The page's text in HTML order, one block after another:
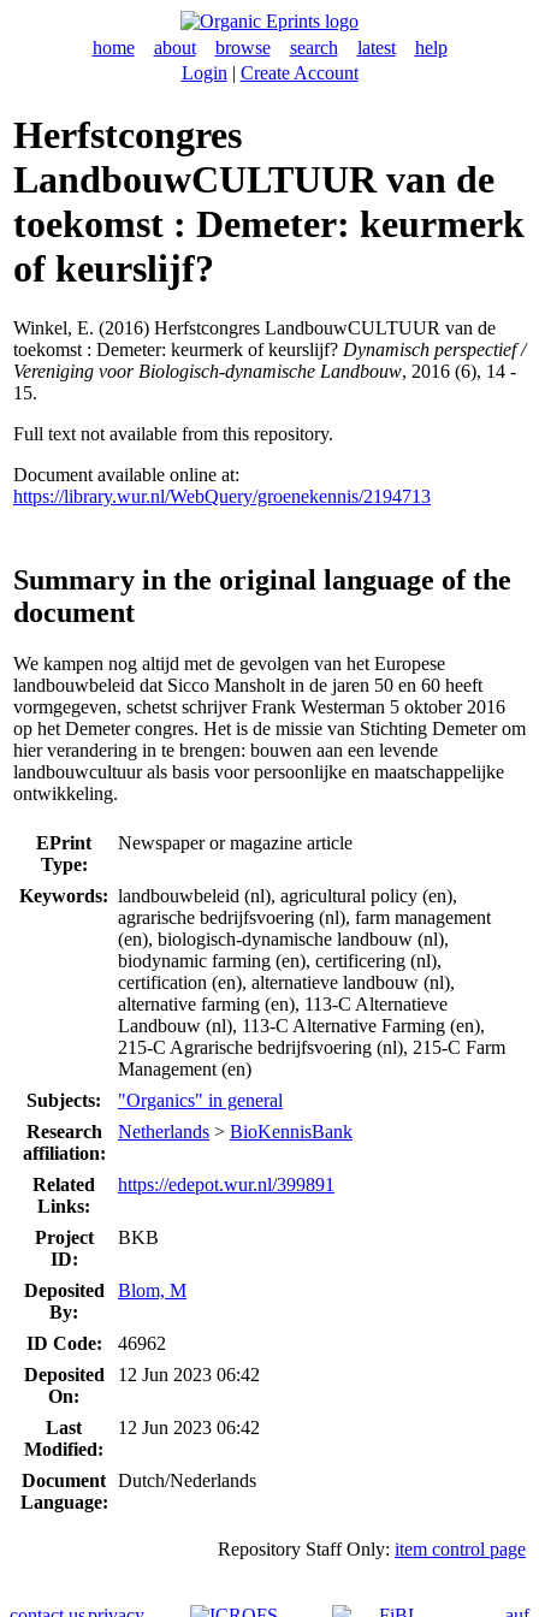
home about browse search latest
help
Login | Create Account
Herfstcongres
LandbouwCULTUUR van de
toekomst : Demeter: keurmerk
of keurslijf?
Winkel, E. (2016) Herfstcongres LandbouwCULTUUR van de
toekomst : Demeter: keurmerk of keurslijf? Dynamisch perspectief /
Vereniging voor Biologisch-dynamische Landbouw, 2016 (6), 14 -
15.
Full text not available from this repository.
Document available online at:
https://library.wur.nl/WebQuery/groenekennis/2194713
Summary in the original language of the
document
We kampen nog altijd met de gevolgen van het Europese
landbouwbeleid dat Sicco Mansholt in de jaren 50 en 60 heeft
vormgegeven, schetst schrijver Frank Westerman 5 oktober 2016
op het Demeter congres. Het is de missie van Stichting Demeter om
hier verandering in te brengen: bouwen aan een levende
landbouwcultuur als basis voor persoonlijke en maatschappelijke
ontwikkeling.
EPrint
Type:
Newspaper or magazine article
Keywords: landbouwbeleid (nl), agricultural policy (en),
agrarische bedrijfsvoering (nl), farm management
(en), biologisch-dynamische landbouw (nl),
biodynamic farming (en), certificering (nl),
certification (en), alternatieve landbouw (nl),
alternative farming (en), 113-C Alternatieve
Landbouw (nl), 113-C Alternative Farming (en),
215-C Agrarische bedrijfsvoering (nl), 215-C Farm
Management (en)
Subjects:
"Organics" in general
Research
affiliation:
Netherlands > BioKennisBank
Related
Links:
https://edepot.wur.nl/399891
Project
ID:
BKB
Deposited
By:
Blom, M
ID Code:
46962
Deposited
On:
12 Jun 2023 06:42
Last
Modified:
12 Jun 2023 06:42
Document
Language:
Dutch/Nederlands
Repository Staff Only: item control page